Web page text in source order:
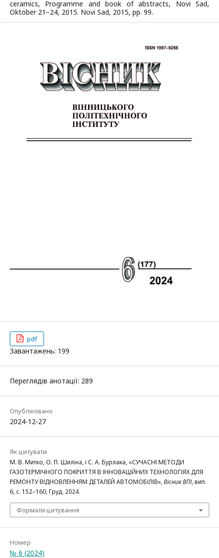
ceramics, Programme and book of abstracts, Novi Sad,
Oktober 21−24, 2015. Novi Sad, 2015, pp. 99.
pdf
Завантажень: 199
Переглядів анотації: 289
Опубліковано
2024-12-27
Як цитувати
М. В. Митко, О. П. Шиліна, і С. А. Бурлака, «СУЧАСНІ МЕТОДИ
ГАЗОТЕРМІЧНОГО ПОКРИТТЯ В ІННОВАЦІЙНИХ ТЕХНОЛОГІЯХ ДЛЯ
РЕМОНТУ ВІДНОВЛЕННЯМ ДЕТАЛЕЙ АВТОМОБІЛІВ»,Вісник ВПІ, вип.
6, с. 152–160, Груд. 2024.
Формати цитування
Номер
№ 6 (2024)